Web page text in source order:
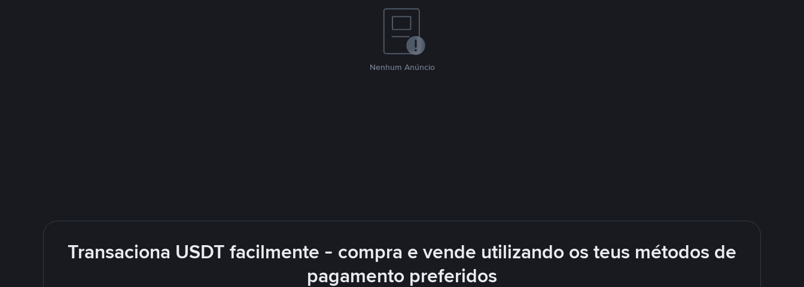
Nenhum Anúncio
Transaciona USDT facilmente - compra e vende utilizando os teus métodos de
pagamento preferidos